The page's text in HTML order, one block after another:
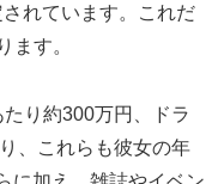
れています。これだ
ます。
り約300万円、ドラ
、これらも彼女の年